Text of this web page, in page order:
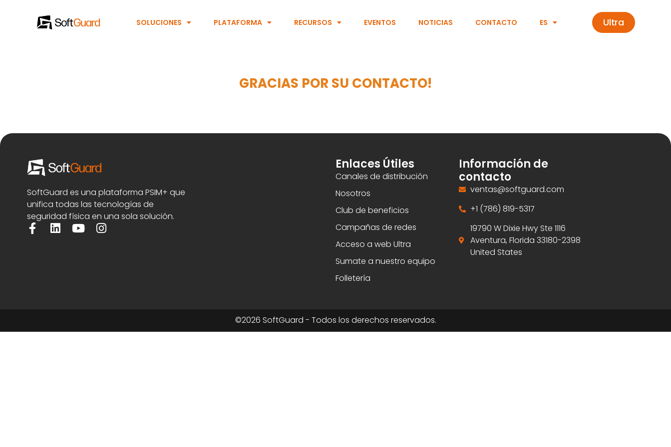
SOLUCIONES PLATAFORMA RECURSOS EVENTOS NOTICIAS CONTACTO ES Ultra
GRACIAS POR SU CONTACTO!
SoftGuard es una plataforma PSIM+ que
unifica todas las tecnologías de
seguridad física en una sola solución.
Enlaces Útiles
Canales de distribución
Nosotros
Club de beneficios
Campañas de redes
Acceso a web Ultra
Sumate a nuestro equipo
Folletería
Información de
contacto
ventas@softguard.com
+1 (786) 819-5317
19790 W Dixie Hwy Ste 1116
Aventura, Florida 33180-2398
United States
©2026 SoftGuard - Todos los derechos reservados.